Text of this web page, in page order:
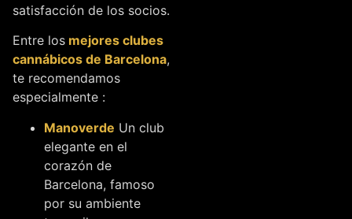
satisfacción de los socios.
Entre los mejores clubes
cannábicos de Barcelona,
te recomendamos
especialmente :
Manoverde Un club
elegante en el
corazón de
Barcelona, famoso
por su ambiente